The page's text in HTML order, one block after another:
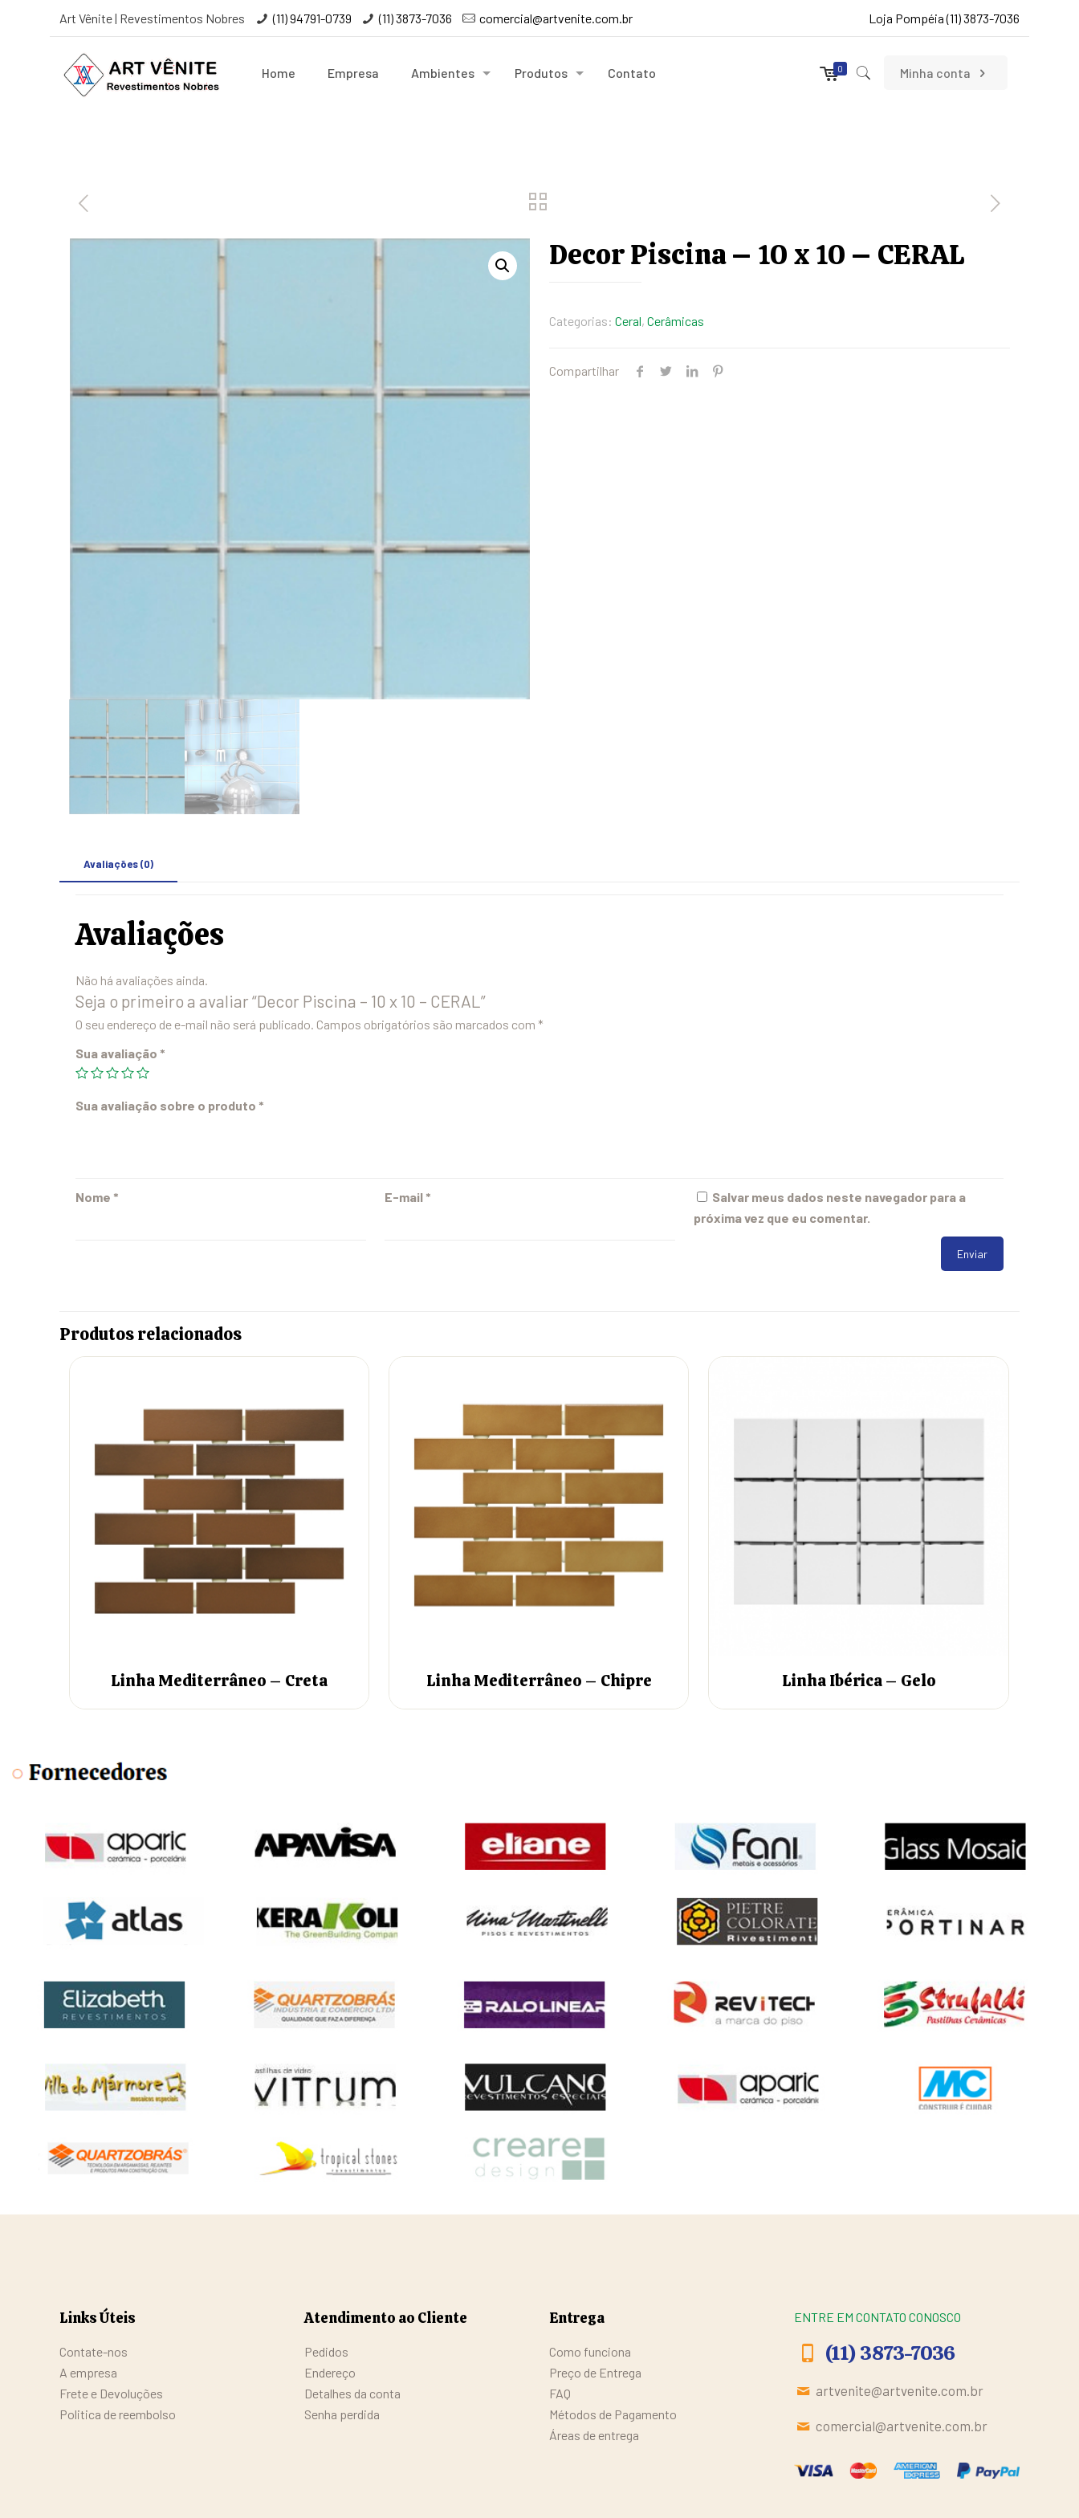
Art Vênite | Revestimentos Nobres (11) 94791-0739 (11) 3873-7036 comercial@artvenite.com.br Loja Pompéia (11) 3873-7036
Home Empresa Ambientes Produtos Contato 0 Minha conta
Decor Piscina – 10 x 10 – CERAL
Categorias: Ceral, Cerâmicas
Compartilhar
Avaliações (0)
Avaliações
Não há avaliações ainda.
Seja o primeiro a avaliar “Decor Piscina – 10 x 10 – CERAL”
O seu endereço de e-mail não será publicado. Campos obrigatórios são marcados com*
Sua avaliação *
Sua avaliação sobre o produto *
Nome * E-mail *
Salvar meus dados neste navegador para a
próxima vez que eu comentar.
Produtos relacionados
Linha Mediterrâneo – Creta Linha Mediterrâneo – Chipre Linha Ibérica – Gelo
Links Úteis
Contate-nos
A empresa
Frete e Devoluções
Politica de reembolso
Atendimento ao Cliente
Pedidos
Endereço
Detalhes da conta
Senha perdida
Entrega
Como funciona
Preço de Entrega
FAQ
Métodos de Pagamento
Áreas de entrega
ENTRE EM CONTATO CONOSCO
(11) 3873-7036
artvenite@artvenite.com.br
comercial@artvenite.com.br